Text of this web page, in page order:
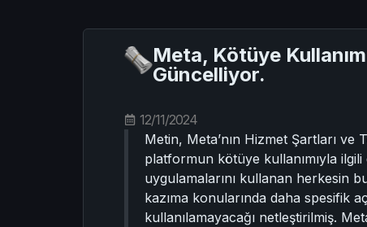
Meta, Kötüye
Güncelliyor.
12/11/2024
Metin, Meta’nın Hizmet Şartları
platformun kötüye kullanımıyla
uygulamalarını kullanan herkesin
kazıma konularında daha spesifik
kullanılamayacağı netleştirilmiş.